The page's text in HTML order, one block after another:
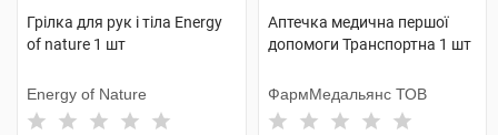
Грілка для рук і тіла Energy
of nature 1 шт
Energy of Nature
Аптечка медична першої
допомоги Транспортна 1 шт
ФармМедальянс ТОВ